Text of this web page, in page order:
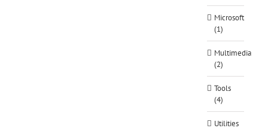
Microsoft
(1)
Multimedia
(2)
Tools
(4)
Utilities